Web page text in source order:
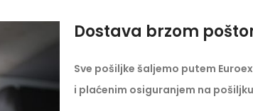
Dostava brzom
Sve pošiljke šaljemo putem
i plaćenim osiguranjem na